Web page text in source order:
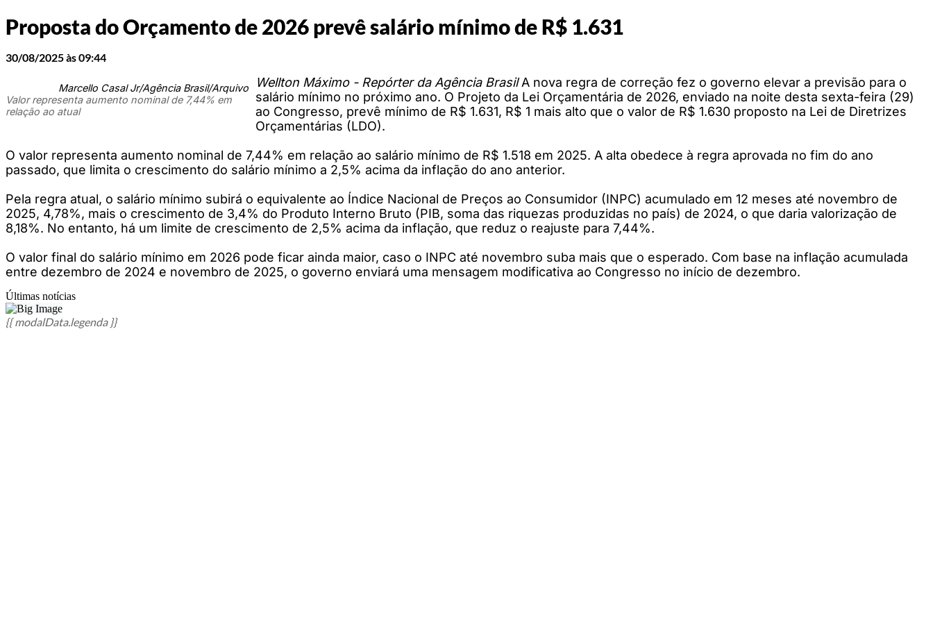
Proposta do Orçamento de 2026 prevê salário mínimo de R$ 1.631
30/08/2025 às 09:44
Marcello Casal Jr/Agência Brasil/Arquivo
Valor representa aumento nominal de 7,44% em
relação ao atual
Wellton Máximo - Repórter da Agência BrasilA nova regra de correção fez o governo elevar a previsão para o
salário mínimo no próximo ano. O Projeto da Lei Orçamentária de 2026, enviado na noite desta sexta-feira (29)
ao Congresso, prevê mínimo de R$ 1.631, R$ 1 mais alto que o valor de R$ 1.630 proposto na Lei de Diretrizes
Orçamentárias (LDO).
O valor representa aumento nominal de 7,44% em relação ao salário mínimo de R$ 1.518 em 2025. A alta obedece à regra aprovada no fim do ano
passado, que limita o crescimento do salário mínimo a 2,5% acima da inflação do ano anterior.
Pela regra atual, o salário mínimo subirá o equivalente ao Índice Nacional de Preços ao Consumidor (INPC) acumulado em 12 meses até novembro de
2025, 4,78%, mais o crescimento de 3,4% do Produto Interno Bruto (PIB, soma das riquezas produzidas no país) de 2024, o que daria valorização de
8,18%. No entanto, há um limite de crescimento de 2,5% acima da inflação, que reduz o reajuste para 7,44%.
O valor final do salário mínimo em 2026 pode ficar ainda maior, caso o INPC até novembro suba mais que o esperado. Com base na inflação acumulada
entre dezembro de 2024 e novembro de 2025, o governo enviará uma mensagem modificativa ao Congresso no início de dezembro.
Últimas notícias
{{ modalData.legenda }}